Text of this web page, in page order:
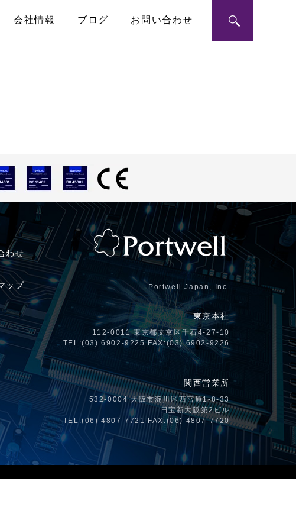
ボード
イズ電源
ント(冗長化)電源
・1Uサイズ電源
フレーム電源
ユニット
ター
拡張カード・周辺機器
モーションコントロールカー
ド
データ収集(DAQ)ボード
通信カード
AIアクセラレーションカード
LANカード
会社情報 ブログ お問い合わせ
わせ
ップ Portwell Japan, Inc.
東京本社
112-0011 東京都文京区千石4-27-10
TEL:(03) 6902-9225 FAX:(03) 6902-9226
関西営業所
532-0004 大阪市淀川区西宮原1-8-33
日宝新大阪第2ビル
TEL:(06) 4807-7721 FAX:(06) 4807-7720